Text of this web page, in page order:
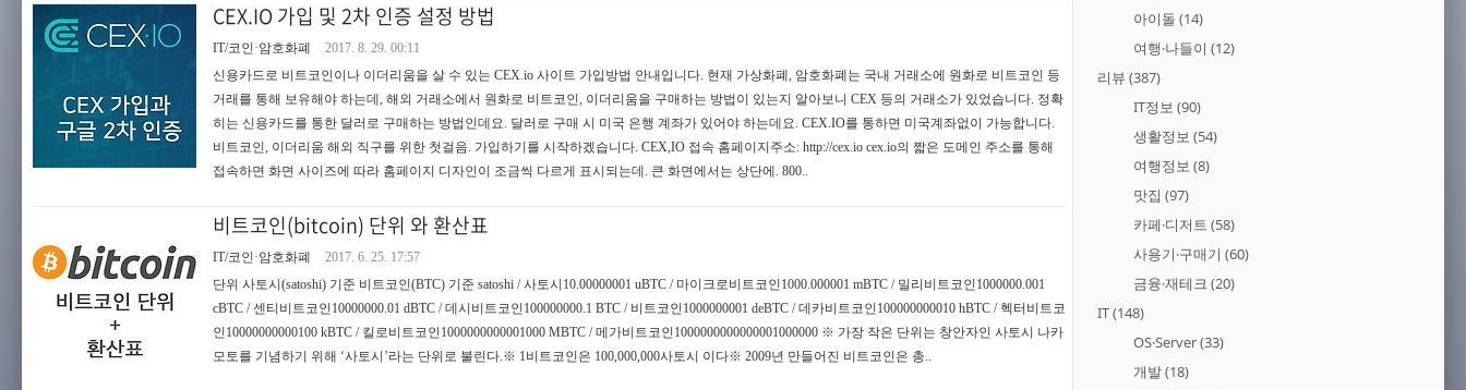
CEX.IO 가입 및 2차 인증 설정 방법
IT/코인·암호화폐
2017. 8. 29. 00:11
신용카드로 비트코인이나 이더리움을 살 수 있는 CEX.io 사이트 가입방법 안내입니다. 현재 가상화폐, 암호화폐는 국내 거래소에 원화로 비트코인 등
거래를 통해 보유해야 하는데, 해외 거래소에서 원화로 비트코인, 이더리움을 구매하는 방법이 있는지 알아보니 CEX 등의 거래소가 있었습니다. 정확
히는 신용카드를 통한 달러로 구매하는 방법인데요. 달러로 구매 시 미국 은행 계좌가 있어야 하는데요. CEX.IO를 통하면 미국계좌없이 가능합니다.
비트코인, 이더리움 해외 직구를 위한 첫걸음. 가입하기를 시작하겠습니다. CEX,IO 접속 홈페이지주소: http://cex.io cex.io의 짧은 도메인 주소를 통해
접속하면 화면 사이즈에 따라 홈페이지 디자인이 조금씩 다르게 표시되는데. 큰 화면에서는 상단에. 800..
비트코인(bitcoin) 단위 와 환산표
IT/코인·암호화폐
2017. 6. 25. 17:57
단위 사토시(satoshi) 기준 비트코인(BTC) 기준 satoshi / 사토시10.00000001 uBTC / 마이크로비트코인1000.000001 mBTC / 밀리비트코인1000000.001
cBTC / 센티비트코인10000000.01 dBTC / 데시비트코인100000000.1 BTC / 비트코인1000000001 deBTC / 데카비트코인100000000010 hBTC / 헥터비트코
인10000000000100 kBTC / 킬로비트코인1000000000001000 MBTC / 메가비트코인1000000000000001000000 ※ 가장 작은 단위는 창안자인 사토시 나카
모토를 기념하기 위해 ‘사토시’라는 단위로 불린다.※ 1비트코인은 100,000,000사토시 이다※ 2009년 만들어진 비트코인은 총..
아이돌 (14)
여행·나들이 (12)
리뷰 (387)
IT정보 (90)
생활정보 (54)
여행정보 (8)
맛집 (97)
카페·디저트 (58)
사용기·구매기 (60)
금융·재테크 (20)
IT(148)
OS·Server(33)
개발(18)